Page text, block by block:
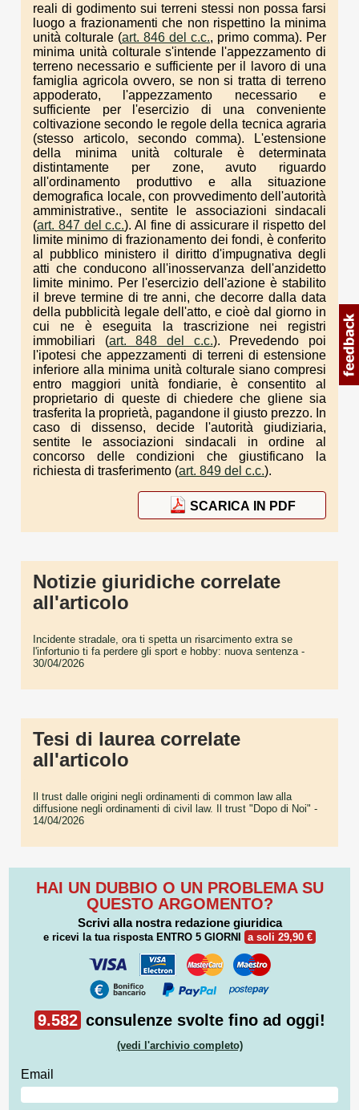
reali di godimento sui terreni stessi non possa farsi
luogo a frazionamenti che non rispettino la minima
unità colturale (art. 846 del c.c., primo comma). Per
minima unità colturale s'intende l'appezzamento di
terreno necessario e sufficiente per il lavoro di una
famiglia agricola ovvero, se non si tratta di terreno
appoderato, l'appezzamento necessario e
sufficiente per l'esercizio di una conveniente
coltivazione secondo le regole della tecnica agraria
(stesso articolo, secondo comma). L'estensione
della minima unità colturale è determinata
distintamente per zone, avuto riguardo
all'ordinamento produttivo e alla situazione
demografica locale, con provvedimento dell'autorità
amministrative., sentite le associazioni sindacali
(art. 847 del c.c.). Al fine di assicurare il rispetto del
limite minimo di frazionamento dei fondi, è conferito
al pubblico ministero il diritto d'impugnativa degli
atti che conducono all'inosservanza dell'anzidetto
limite minimo. Per l'esercizio dell'azione è stabilito
il breve termine di tre anni, che decorre dalla data
della pubblicità legale dell'atto, e cioè dal giorno in
cui ne è eseguita la trascrizione nei registri
immobiliari (art. 848 del c.c.). Prevedendo poi
l'ipotesi che appezzamenti di terreni di estensione
inferiore alla minima unità colturale siano compresi
entro maggiori unità fondiarie, è consentito al
proprietario di queste di chiedere che gliene sia
trasferita la proprietà, pagandone il giusto prezzo. In
caso di dissenso, decide l'autorità giudiziaria,
sentite le associazioni sindacali in ordine al
concorso delle condizioni che giustificano la
richiesta di trasferimento (art. 849 del c.c.).
SCARICA IN PDF
Notizie giuridiche correlate
all'articolo
Incidente stradale, ora ti spetta un risarcimento extra se
l'infortunio ti fa perdere gli sport e hobby: nuova sentenza -
30/04/2026
Tesi di laurea correlate
all'articolo
Il trust dalle origini negli ordinamenti di common law alla
diffusione negli ordinamenti di civil law. Il trust "Dopo di Noi" -
14/04/2026
HAI UN DUBBIO O UN PROBLEMA SU
QUESTO ARGOMENTO?
Scrivi alla nostra redazione giuridica
e ricevi la tua risposta ENTRO 5 GIORNI a soli 29,90 €
9.582 consulenze svolte fino ad oggi!
(vedi l'archivio completo)
Email